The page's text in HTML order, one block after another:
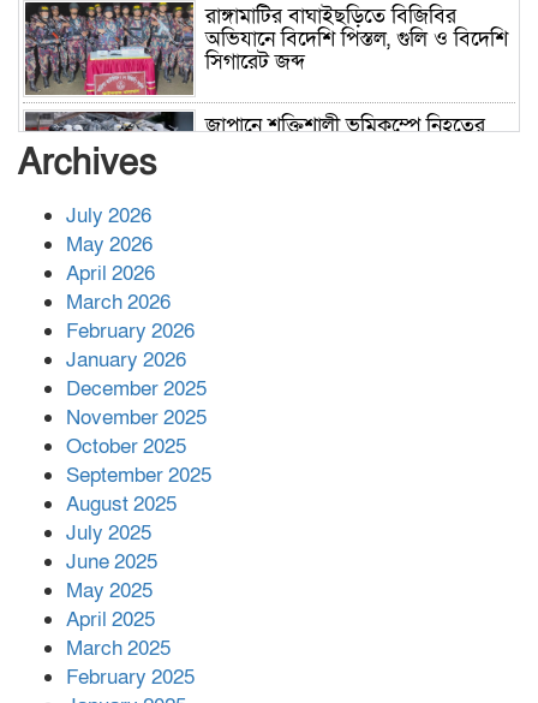
রাঙ্গামাটির বাঘাইছড়িতে বিজিবির
অভিযানে বিদেশি পিস্তল, গুলি ও বিদেশি
সিগারেট জব্দ
জাপানে শক্তিশালী ভূমিকম্পে নিহতের
পর ফোন তারেক রহমানের,গ্যাস সঙ্কট
Archives
July 2026
May 2026
April 2026
March 2026
February 2026
January 2026
December 2025
November 2025
October 2025
September 2025
August 2025
July 2025
June 2025
May 2025
April 2025
March 2025
February 2025